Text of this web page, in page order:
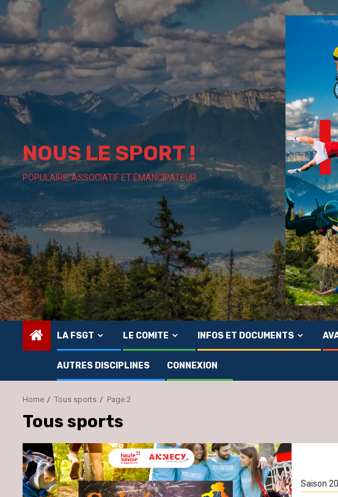
Skip
to
content
NOUS LE SPORT !
POPULAIRE, ASSOCIATIF ET ÉMANCIPATEUR
LA FSGT LE COMITE INFOS ET DOCUMENTS
AUTRES DISCIPLINES CONNEXION
Home Tous sports Page 2
Tous sports
Saison